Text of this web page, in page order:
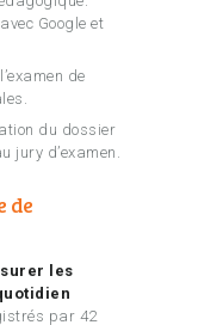
Google et
de
du dossier
jury d’examen.
de
les
par 42